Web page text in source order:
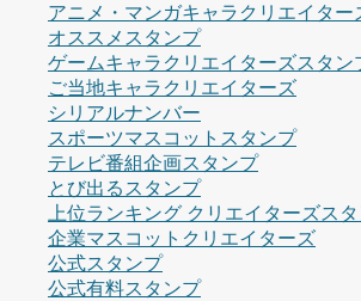
アニメ・マンガキャラクリエイター
オススメスタンプ
ゲームキャラクリエイターズスタン
ご当地キャラクリエイターズ
シリアルナンバー
スポーツマスコットスタンプ
テレビ番組企画スタンプ
とび出るスタンプ
上位ランキング クリエイターズス
企業マスコットクリエイターズ
公式スタンプ
公式有料スタンプ